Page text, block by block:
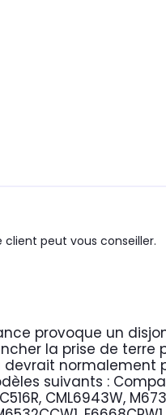
peut vous conseiller.
provoque un
la prise de terre
devrait
suivants :
CML6943W,